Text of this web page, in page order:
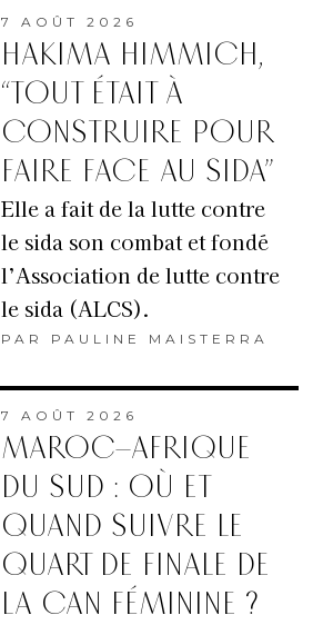
7 AOÛT 2026
HAKIMA HIMMICH,
“TOUT ÉTAIT À
CONSTRUIRE POUR
FAIRE FACE AU SIDA”
Elle a fait de la lutte contre
le sida son combat et fondé
l’Association de lutte contre
le sida (ALCS).
PAR PAULINE MAISTERRA
7 AOÛT 2026
MAROC–AFRIQUE
DU SUD : OÙ ET
QUAND SUIVRE LE
QUART DE FINALE DE
LA CAN FÉMININE ?